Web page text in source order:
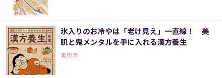
氷入りのお冷やは「老け見え」一直線！ 美
肌と鬼メンタルを手に入れる漢方養生
実用書